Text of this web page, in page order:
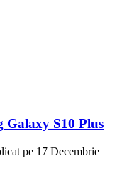
Galaxy S10 Plus
pe 17 Decembrie